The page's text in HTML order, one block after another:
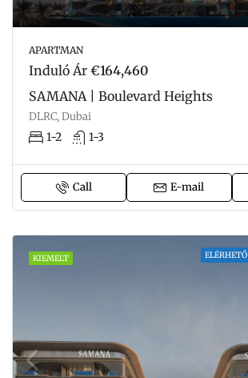
APARTMAN
Induló Ár €164,460
SAMANA | Boulevard Heights
DLRC, Dubai
1-2 1-3
Call E-mail
KIEMELT ELÉRHETŐ